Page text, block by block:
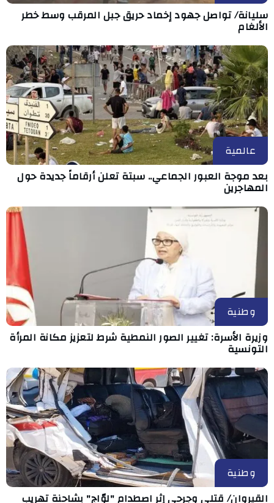
سليانة/ تواصل جهود إخماد حريق جبل المرقب وسط خطر
الألغام
عالمية
بعد موجة العبور الجماعي.. سبتة تعلن أرقاماً جديدة حول
المهاجرين
وطنية
وزيرة الأسرة: تغيير الصور النمطية شرط لتعزيز مكانة المرأة
التونسية
وطنية
القيروان/ قتلى وجرحى إثر اصطدام "لوّاج" بشاحنة تهريب